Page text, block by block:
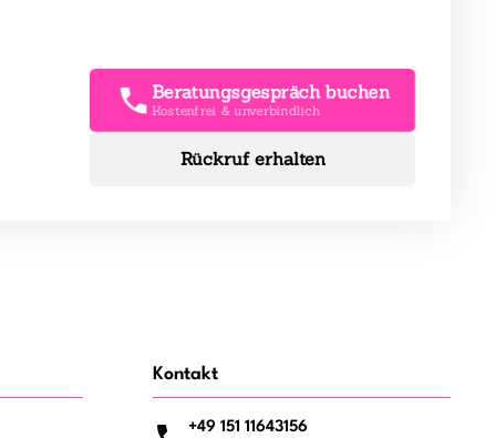
Beratungsgespräch buchen
Kostenfrei & unverbindlich
Rückruf erhalten
Kontakt
+49 151 11643156